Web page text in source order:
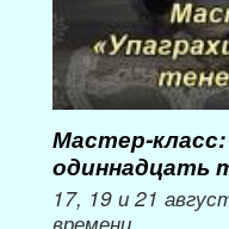
Мастер-класс:
одиннадцать
17, 19 и 21
времени